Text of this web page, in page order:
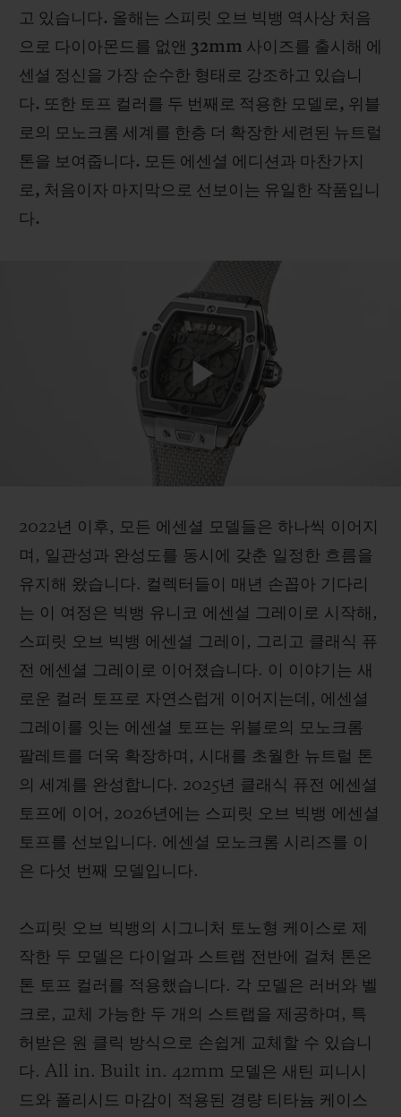
고 있습니다. 올해는 스피릿 오브 빅뱅 역사상 처음
으로 다이아몬드를 없앤 32mm 사이즈를 출시해 에
센셜 정신을 가장 순수한 형태로 강조하고 있습니
다. 또한 토프 컬러를 두 번째로 적용한 모델로, 위블
로의 모노크롬 세계를 한층 더 확장한 세련된 뉴트럴
톤을 보여줍니다. 모든 에센셜 에디션과 마찬가지
로, 처음이자 마지막으로 선보이는 유일한 작품입니
다.
2022년 이후, 모든 에센셜 모델들은 하나씩 이어지
며, 일관성과 완성도를 동시에 갖춘 일정한 흐름을
유지해 왔습니다. 컬렉터들이 매년 손꼽아 기다리
는 이 여정은 빅뱅 유니코 에센셜 그레이로 시작해,
스피릿 오브 빅뱅 에센셜 그레이, 그리고 클래식 퓨
전 에센셜 그레이로 이어졌습니다. 이 이야기는 새
로운 컬러 토프로 자연스럽게 이어지는데, 에센셜
그레이를 잇는 에센셜 토프는 위블로의 모노크롬
팔레트를 더욱 확장하며, 시대를 초월한 뉴트럴 톤
의 세계를 완성합니다. 2025년 클래식 퓨전 에센셜
토프에 이어, 2026년에는 스피릿 오브 빅뱅 에센셜
토프를 선보입니다. 에센셜 모노크롬 시리즈를 이
은 다섯 번째 모델입니다.
스피릿 오브 빅뱅의 시그니처 토노형 케이스로 제
작한 두 모델은 다이얼과 스트랩 전반에 걸쳐 톤온
톤 토프 컬러를 적용했습니다. 각 모델은 러버와 벨
크로, 교체 가능한 두 개의 스트랩을 제공하며, 특
허받은 원 클릭 방식으로 손쉽게 교체할 수 있습니
다. All in. Built in. 42mm 모델은 새틴 피니시
드와 폴리시드 마감이 적용된 경량 티타늄 케이스
연락처
부티크 검색